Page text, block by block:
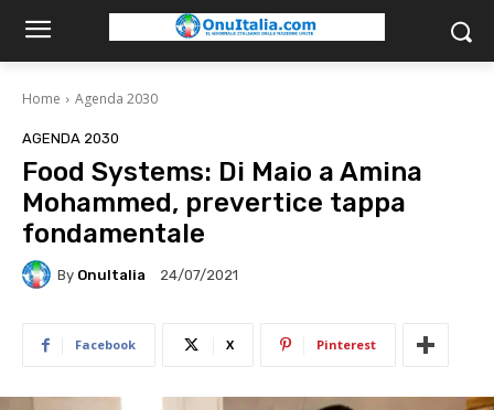
Home Agenda 2030
AGENDA 2030
Food Systems: Di Maio a Amina
Mohammed, prevertice tappa
fondamentale
By OnuItalia 24/07/2021
Facebook X Pinterest